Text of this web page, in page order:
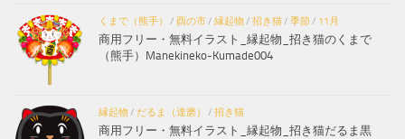
くまで（熊手） / 酉の市/ 縁起物/ 招き猫/ 季節/ 11月
商用フリー・無料イラスト_縁起物_招き猫のくまで
（熊手）Manekineko-Kumade004
縁起物/ だるま（達磨） / 招き猫
商用フリー・無料イラスト_縁起物_招き猫だるま黒